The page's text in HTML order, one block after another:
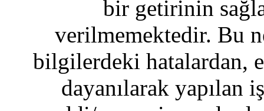
bir getirinin
verilmemektedir. Bu
bilgilerdeki hatalardan,
dayanılarak yapılan